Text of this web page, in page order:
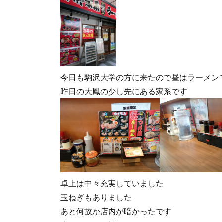
今日も駒沢大学の方に来たので昼はラーメン
昨日の大鳳の少し先にある家系です
卓上は中々充実していました
玉ねぎもありました
あと何故か店内が暗かったです